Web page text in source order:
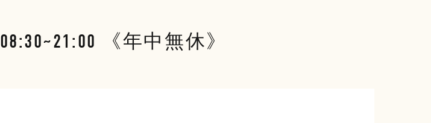
08:30~21:00 《年中無休》